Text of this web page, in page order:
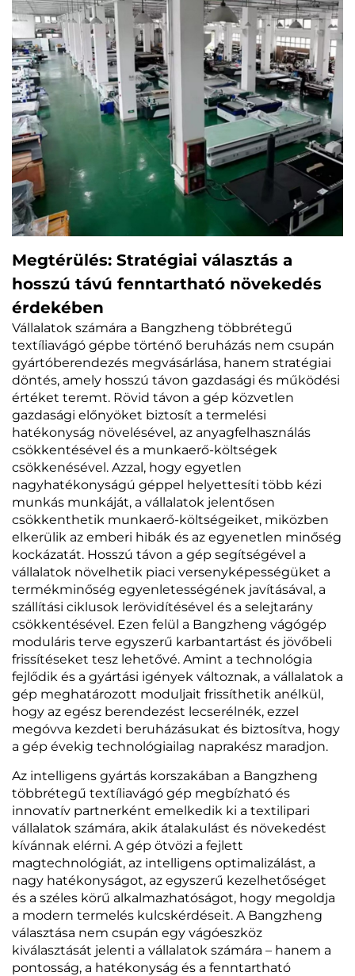
Megtérülés: Stratégiai választás a
hosszú távú fenntartható növekedés
érdekében
Vállalatok számára a Bangzheng többrétegű
textíliavágó gépbe történő beruházás nem csupán
gyártóberendezés megvásárlása, hanem stratégiai
döntés, amely hosszú távon gazdasági és működési
értéket teremt. Rövid távon a gép közvetlen
gazdasági előnyöket biztosít a termelési
hatékonyság növelésével, az anyagfelhasználás
csökkentésével és a munkaerő-költségek
csökkenésével. Azzal, hogy egyetlen
nagyhatékonyságú géppel helyettesíti több kézi
munkás munkáját, a vállalatok jelentősen
csökkenthetik munkaerő-költségeiket, miközben
elkerülik az emberi hibák és az egyenetlen minőség
kockázatát. Hosszú távon a gép segítségével a
vállalatok növelhetik piaci versenyképességüket a
termékminőség egyenletességének javításával, a
szállítási ciklusok lerövidítésével és a selejtarány
csökkentésével. Ezen felül a Bangzheng vágógép
moduláris terve egyszerű karbantartást és jövőbeli
frissítéseket tesz lehetővé. Amint a technológia
fejlődik és a gyártási igények változnak, a vállalatok a
gép meghatározott moduljait frissíthetik anélkül,
hogy az egész berendezést lecserélnék, ezzel
megóvva kezdeti beruházásukat és biztosítva, hogy
a gép évekig technológiailag naprakész maradjon.
Az intelligens gyártás korszakában a Bangzheng
többrétegű textíliavágó gép megbízható és
innovatív partnerként emelkedik ki a textilipari
vállalatok számára, akik átalakulást és növekedést
kívánnak elérni. A gép ötvözi a fejlett
magtechnológiát, az intelligens optimalizálást, a
nagy hatékonyságot, az egyszerű kezelhetőséget
és a széles körű alkalmazhatóságot, hogy megoldja
a modern termelés kulcskérdéseit. A Bangzheng
választása nem csupán egy vágóeszköz
kiválasztását jelenti a vállalatok számára – hanem a
pontosság, a hatékonyság és a fenntartható